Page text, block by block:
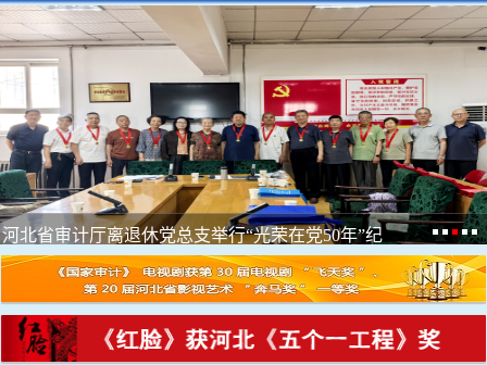
河北省审计厅离退休党总支举行“光荣在党50年”纪
念章颁...